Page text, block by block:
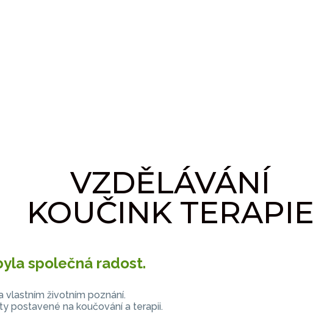
VZDĚLÁVÁNÍ
KOUČINK TERAPIE
společná radost.
vlastním životním poznání.
postavené na koučování a terapii.